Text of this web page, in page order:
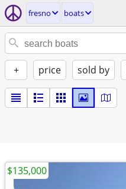
fresno boats
+ price sold by
$135,000